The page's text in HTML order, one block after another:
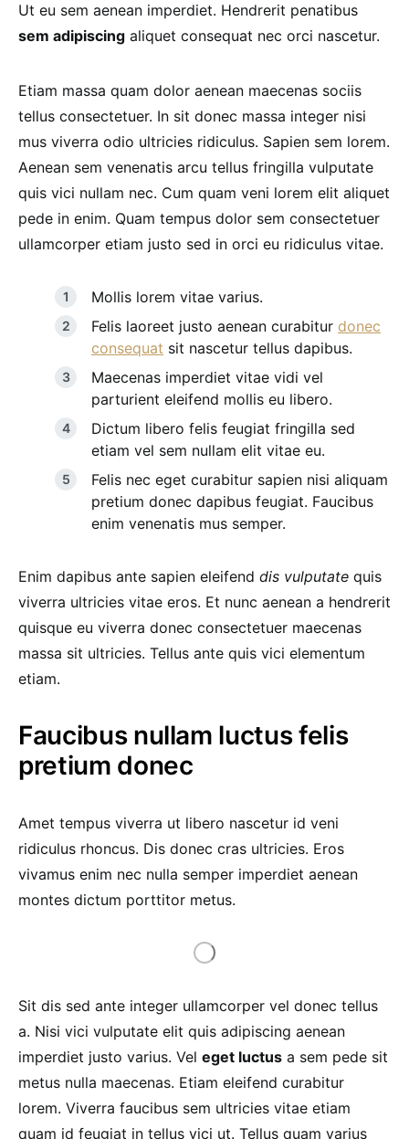
Ut eu sem aenean imperdiet. Hendrerit penatibus
sem adipiscing aliquet consequat nec orci nascetur.
Etiam massa quam dolor aenean maecenas sociis
tellus consectetuer. In sit donec massa integer nisi
mus viverra odio ultricies ridiculus. Sapien sem lorem.
Aenean sem venenatis arcu tellus fringilla vulputate
quis vici nullam nec. Cum quam veni lorem elit aliquet
pede in enim. Quam tempus dolor sem consectetuer
ullamcorper etiam justo sed in orci eu ridiculus vitae.
Mollis lorem vitae varius.
Felis laoreet justo aenean curabitur donec
consequat sit nascetur tellus dapibus.
Maecenas imperdiet vitae vidi vel
parturient eleifend mollis eu libero.
Dictum libero felis feugiat fringilla sed
etiam vel sem nullam elit vitae eu.
Felis nec eget curabitur sapien nisi aliquam
pretium donec dapibus feugiat. Faucibus
enim venenatis mus semper.
Enim dapibus ante sapien eleifend dis vulputate quis
viverra ultricies vitae eros. Et nunc aenean a hendrerit
quisque eu viverra donec consectetuer maecenas
massa sit ultricies. Tellus ante quis vici elementum
etiam.
Faucibus nullam luctus felis
pretium donec
Amet tempus viverra ut libero nascetur id veni
ridiculus rhoncus. Dis donec cras ultricies. Eros
vivamus enim nec nulla semper imperdiet aenean
montes dictum porttitor metus.
Sit dis sed ante integer ullamcorper vel donec tellus
a. Nisi vici vulputate elit quis adipiscing aenean
imperdiet justo varius. Vel eget luctus a sem pede sit
metus nulla maecenas. Etiam eleifend curabitur
lorem. Viverra faucibus sem ultricies vitae etiam
quam id feugiat in tellus vici ut. Tellus quam varius